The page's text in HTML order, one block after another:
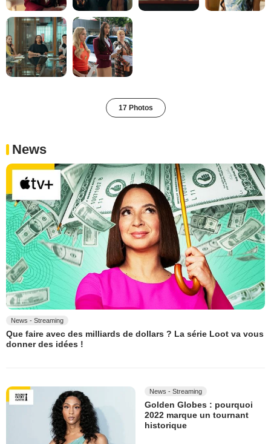
17 Photos
News
News - Streaming
Que faire avec des milliards de dollars ? La série Loot va vous
donner des idées !
News - Streaming
Golden Globes : pourquoi
2022 marque un tournant
historique